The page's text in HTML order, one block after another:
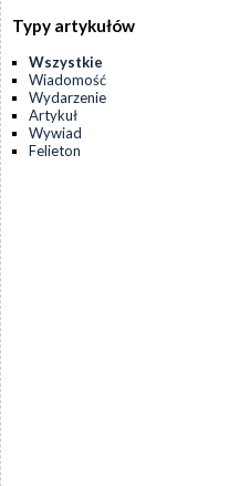
Typy artykułów
Wszystkie
Wiadomość
Wydarzenie
Artykuł
Wywiad
Felieton